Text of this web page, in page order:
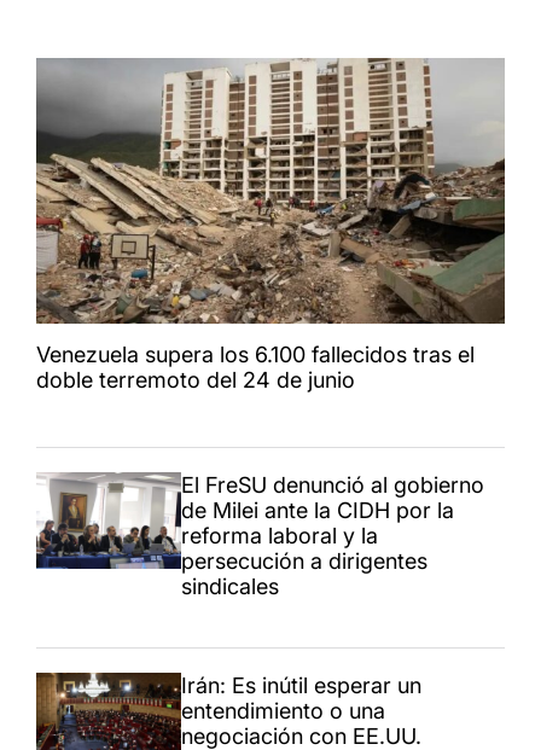
Venezuela supera los 6.100 fallecidos tras el
doble terremoto del 24 de junio
El FreSU denunció al gobierno
de Milei ante la CIDH por la
reforma laboral y la
persecución a dirigentes
sindicales
Irán: Es inútil esperar un
entendimiento o una
negociación con EE.UU.